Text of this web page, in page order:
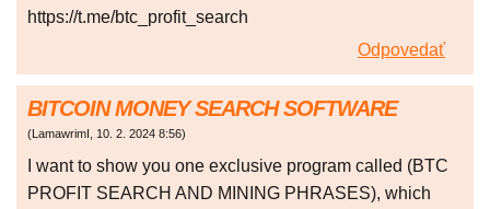
https://t.me/btc_profit_search
Odpovedať
BITCOIN MONEY SEARCH SOFTWARE
(LamawrimI 10. 2. 2024 8:56)
I want to show you one exclusive program called (BTC
PROFIT SEARCH AND MINING PHRASES), which